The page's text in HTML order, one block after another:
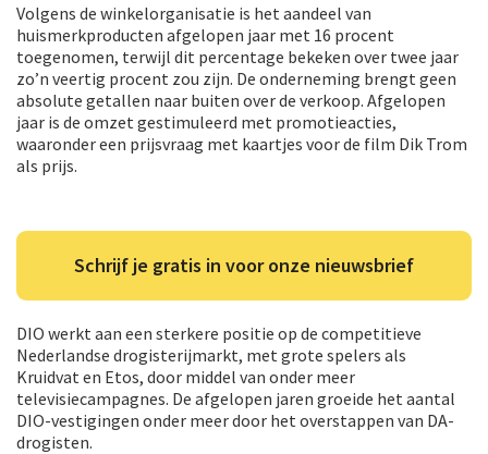
Volgens de winkelorganisatie is het aandeel van
huismerkproducten afgelopen jaar met 16 procent
toegenomen, terwijl dit percentage bekeken over twee jaar
zo’n veertig procent zou zijn. De onderneming brengt geen
absolute getallen naar buiten over de verkoop. Afgelopen
jaar is de omzet gestimuleerd met promotieacties,
waaronder een prijsvraag met kaartjes voor de film Dik Trom
als prijs.
Schrijf je gratis in voor onze nieuwsbrief
DIO werkt aan een sterkere positie op de competitieve
Nederlandse drogisterijmarkt, met grote spelers als
Kruidvat en Etos, door middel van onder meer
televisiecampagnes. De afgelopen jaren groeide het aantal
DIO-vestigingen onder meer door het overstappen van DA-
drogisten.